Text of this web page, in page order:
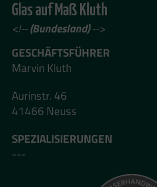
Glas auf Maß Kluth
<!--(Bundesland)-->
GESCHÄFTSFÜHRER
Marvin Kluth
Aurinstr. 46
41466 Neuss
SPEZIALISIERUNGEN
---